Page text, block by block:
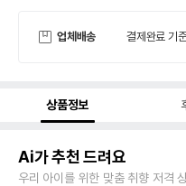
업체배송 결제완료 기
상품정보
Ai가 추천 드려요
우리 아이를 위한 맞춤 취향 저격